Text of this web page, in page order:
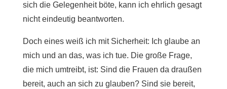
sich die Gelegenheit böte, kann ich ehrlich gesagt
nicht eindeutig beantworten.
Doch eines weiß ich mit Sicherheit: Ich glaube an
mich und an das, was ich tue. Die große Frage,
die mich umtreibt, ist: Sind die Frauen da draußen
bereit, auch an sich zu glauben? Sind sie bereit,